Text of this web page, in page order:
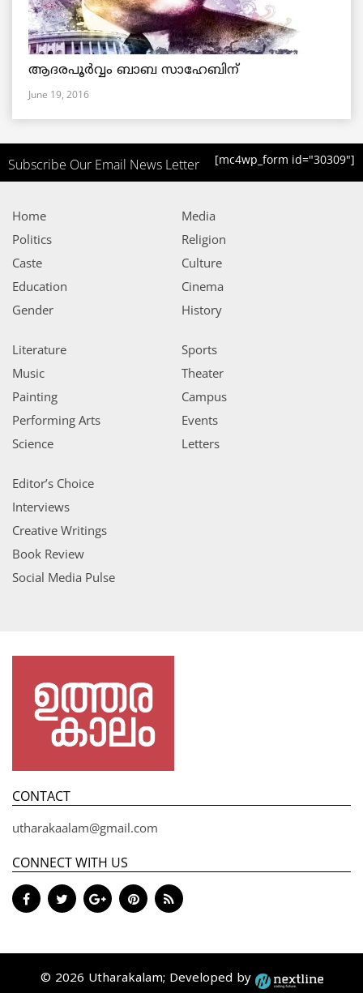
ആദരപൂര്‍വ്വം ബാബ സാഹേബിന്
June 19, 2016
Subscribe Our Email News Letter [mc4wp_form id="30309"]
Home
Politics
Caste
Education
Gender
Media
Religion
Culture
Cinema
History
Literature
Music
Painting
Performing Arts
Science
Sports
Theater
Campus
Events
Letters
Editor’s Choice
Interviews
Creative Writings
Book Review
Social Media Pulse
CONTACT
utharakaalam@gmail.com
CONNECT WITH US
© 2026 Utharakalam; Developed by